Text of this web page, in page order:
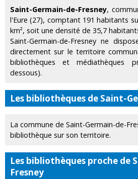
Saint-Germain-de-Fresney,
l'Eure (27), comptant 191 habitants
km², soit une densité de 35,7
Saint-Germain-de-Fresney ne
directement sur le territoire
bibliothèques et médiathèques
dessous).
Les bibliothèques de Saint-
La commune de Saint-Germain-de-
bibliothèque sur son territoire.
Les bibliothèques proche de
Fresney